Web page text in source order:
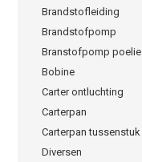
Brandstofleiding
Brandstofpomp
Branstofpomp poelie
Bobine
Carter ontluchting
Carterpan
Carterpan tussenstuk
Diversen